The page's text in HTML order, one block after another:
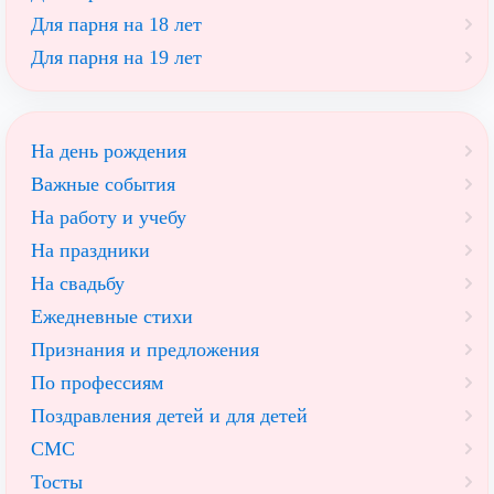
Для парня на 18 лет
Для парня на 19 лет
На день рождения
Важные события
На работу и учебу
На праздники
На свадьбу
Ежедневные стихи
Признания и предложения
По профессиям
Поздравления детей и для детей
СМС
Тосты